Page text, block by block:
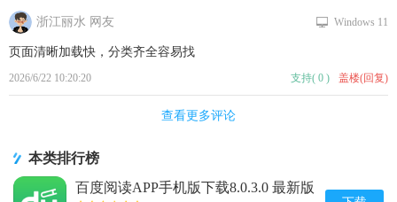
浙江丽水 网友
2026/6/22 10:20:20
页面清晰加载快，分类齐全容易找
Windows 11
支持( 0 ) 盖楼(回复)
查看更多评论
本类排行榜
百度阅读APP手机版下载8.0.3.0 最新版